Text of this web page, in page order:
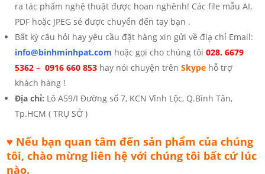
ra tác phẩm nghệ thuật được hoan nghênh! Các file mẫu AI,
PDF hoặc JPEG sẻ được chuyển đến tay bạn .
Bất kỳ câu hỏi hay yêu cầu đặt hàng xin gửi về điạ chỉ Email:
info@binhminhpat.com hoặc gọi cho chúng tôi028. 6679
5362 – 0916 660 853 hay nói chuyện trênSkype hỗ trợ
khách hàng !
Địa chỉ: Lô A59/I Đường số 7, KCN Vĩnh Lộc, Q.Bình Tân,
Tp.HCM ( TRỤ SỞ )
♥ Nếu bạn quan tâm đến sản phẩm của chúng
tôi, chào mừng liên hệ với chúng tôi bất cứ lúc
nào.